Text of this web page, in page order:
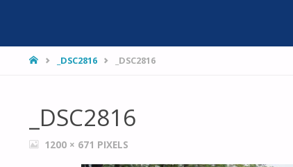
HOME_DSC2816 _DSC2816
_DSC2816
FULL1200 × 671 PIXELS